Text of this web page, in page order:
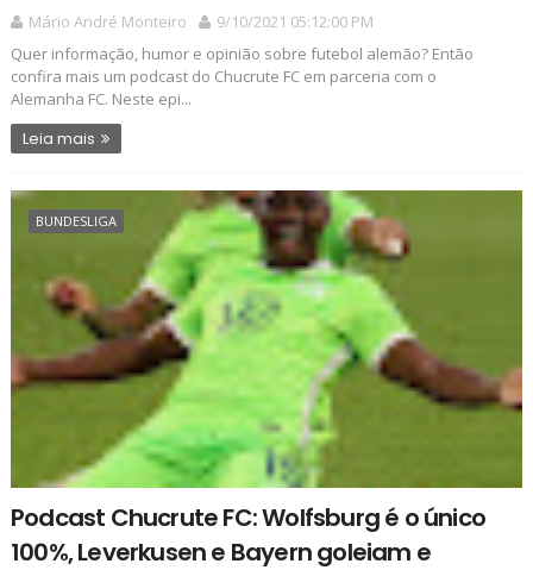
Mário André Monteiro
9/10/2021 05:12:00 PM
Quer informação, humor e opinião sobre futebol alemão? Então
confira mais um podcast do Chucrute FC em parceria com o
Alemanha FC. Neste epi...
Leia mais
BUNDESLIGA
Podcast Chucrute FC: Wolfsburg é o único
100%, Leverkusen e Bayern goleiam e